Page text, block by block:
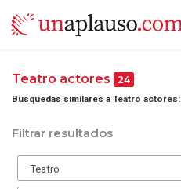
Teatro actores 24
Búsquedas similares a Teatro actores:
Filtrar resultados